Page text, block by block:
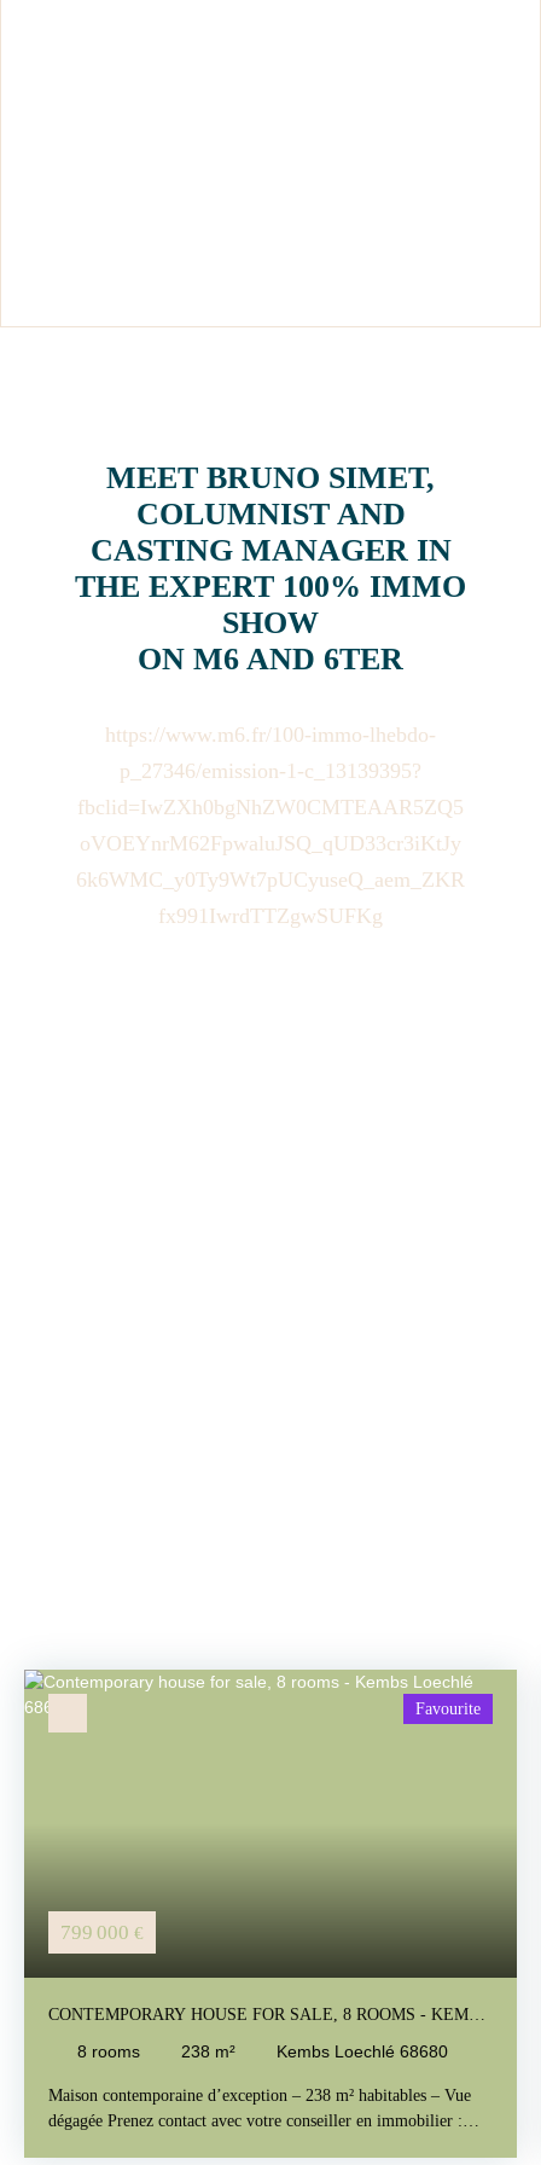
MEET BRUNO SIMET,
COLUMNIST AND
CASTING MANAGER IN
THE EXPERT 100% IMMO
SHOW
ON M6 AND 6TER
https://www.m6.fr/100-immo-lhebdo-
p_27346/emission-1-c_13139395?
fbclid=IwZXh0bgNhZW0CMTEAAR5ZQ5
oVOEYnrM62FpwaluJSQ_qUD33cr3iKtJy
6k6WMC_y0Ty9Wt7pUCyuseQ_aem_ZKR
fx991IwrdTTZgwSUFKg
799 000 €
Favourite
CONTEMPORARY HOUSE FOR SALE, 8 ROOMS - KEMBS
8 rooms 238 m² Kembs Loechlé 68680
Maison contemporaine d’exception – 238 m² habitables – Vue
dégagée Prenez contact avec votre conseiller en immobilier :